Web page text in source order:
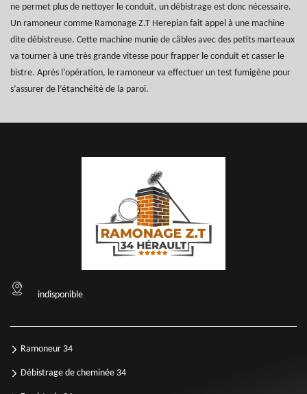
ne permet plus de nettoyer le conduit, un débistrage est donc nécessaire.
Un ramoneur comme Ramonage Z.T Herepian fait appel à une machine
dite débistreuse. Cette machine munie de câbles avec des petits marteaux
va tourner à une très grande vitesse pour frapper le conduit et casser le
bistre. Après l’opération, le ramoneur va effectuer un test fumigène pour
s’assurer de l’étanchéité de la paroi.
indisponible
Ramoneur 34
Débistrage de cheminée 34